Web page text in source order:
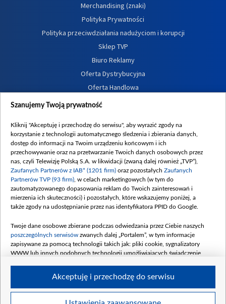
Merchandising (znaki)
Polityka Prywatności
Polityka przeciwdziałania nadużyciom i korupcji
Sklep TVP
Biuro Reklamy
Oferta Dystrybucyjna
Oferta Handlowa
Dostępność
Procedura zgłoszeń wewnętrznych
Szanujemy Twoją prywatność
Kliknij "Akceptuję i przechodzę do serwisu", aby wyrazić zgody na
korzystanie z technologii automatycznego śledzenia i zbierania danych,
dostęp do informacji na Twoim urządzeniu końcowym i ich
przechowywanie oraz na przetwarzanie Twoich danych osobowych przez
nas, czyli Telewizję Polską S.A. w likwidacji (zwaną dalej również „TVP”),
Zaufanych Partnerów z IAB* (1201 firm) oraz pozostałych Zaufanych
Partnerów TVP (93 firm) , w celach marketingowych (w tym do
zautomatyzowanego dopasowania reklam do Twoich zainteresowań i
mierzenia ich skuteczności) i pozostałych, które wskazujemy poniżej, a
także zgody na udostępnianie przez nas identyfikatora PPID do Google.
Twoje dane osobowe zbierane podczas odwiedzania przez Ciebie naszych
poszczególnych serwisów zwanych dalej „Portalem”, w tym informacje
zapisywane za pomocą technologii takich jak: pliki cookie, sygnalizatory
WWW lub innych podobnych technologii umożliwiających świadczenie
Twoje dane osobowe zbierane podczas odwiedzania przez Ciebie
Akceptuję i przechodzę do serwisu